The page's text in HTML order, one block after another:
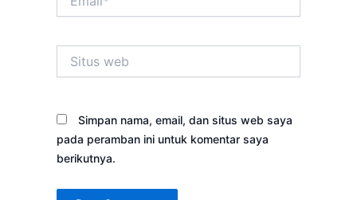
web
Simpan nama, email, dan situs web saya
pada peramban ini untuk komentar saya
berikutnya.